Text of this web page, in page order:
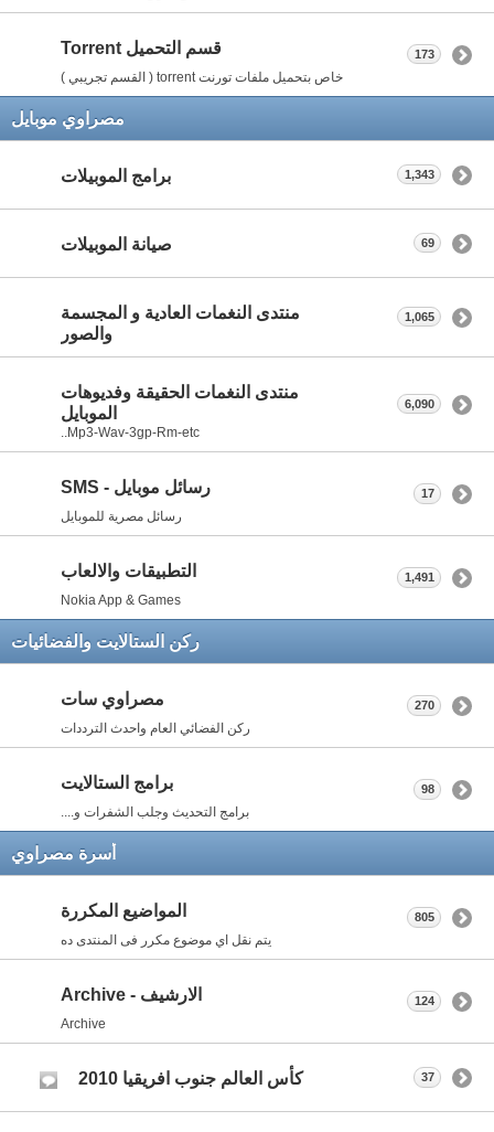
قسم التحميل Torrent
خاص بتحميل ملفات تورنت torrent ( القسم تجريبي )
173
مصراوي موبايل
برامج الموبيلات 1,343
صيانة الموبيلات 69
منتدى النغمات العادية و المجسمة
والصور
1,065
منتدى النغمات الحقيقة وفديوهات
الموبايل
Mp3-Wav-3gp-Rm-etc..
6,090
رسائل موبايل - SMS
رسائل مصرية للموبايل
17
التطبيقات والالعاب
Nokia App & Games
1,491
ركن الستالايت والفضائيات
مصراوي سات
ركن الفضائي العام واحدث الترددات
270
برامج الستالايت
برامج التحديث وجلب الشفرات و....
98
أسرة مصراوي
المواضيع المكررة
يتم نقل اي موضوع مكرر فى المنتدى ده
805
الارشيف - Archive
Archive
124
كأس العالم جنوب افريقيا 2010 37